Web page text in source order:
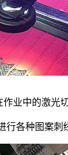
作业中的激光
行各种图案刺